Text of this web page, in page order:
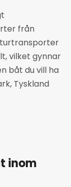
från
vilket gynnar
båt du vill ha
Tyskland
inom